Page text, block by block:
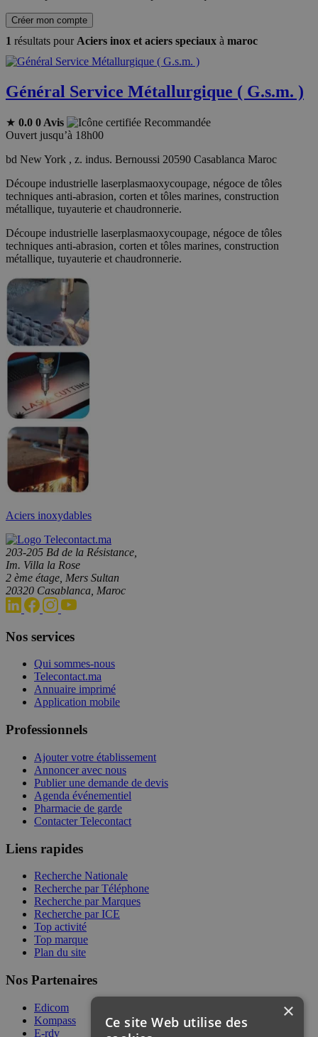
Créer mon compte
1 résultats pour Aciers inox et aciers speciaux à maroc
Général Service Métallurgique ( G.s.m. )
★ 0.0 0 Avis
Recommandée
Ouvert jusqu’à 18h00
bd New York , z. indus. Bernoussi 20590 Casablanca Maroc
Découpe industrielle laserplasmaoxycoupage, négoce de tôles
techniques anti-abrasion, corten et tôles marines, construction
métallique, tuyauterie et chaudronnerie.
Découpe industrielle laserplasmaoxycoupage, négoce de tôles
techniques anti-abrasion, corten et tôles marines, construction
métallique, tuyauterie et chaudronnerie.
Aciers inoxydables
203-205 Bd de la Résistance,
Im. Villa la Rose
2 ème étage, Mers Sultan
20320 Casablanca, Maroc
Nos services
Qui sommes-nous
Telecontact.ma
Annuaire imprimé
Application mobile
Professionnels
Ajouter votre établissement
Annoncer avec nous
Publier une demande de devis
Agenda événementiel
Pharmacie de garde
Contacter Telecontact
Liens rapides
Recherche Nationale
Recherche par Téléphone
Recherche par Marques
Recherche par ICE
Top activité
Top marque
Plan du site
Nos Partenaires
Edicom
Kompass
E-rdv
×
Ce site Web utilise des